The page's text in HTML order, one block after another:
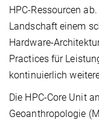
HPC-Ressourcen
Landschaft einem
Hardware-
Practices für
kontinuierlich
Die HPC-Core Unit
Geoanthropologie